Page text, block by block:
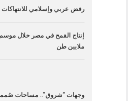
رفض عربي وإسلامي للانتهاكات
ملايين طن
وجهات “شروق”.. مساحات